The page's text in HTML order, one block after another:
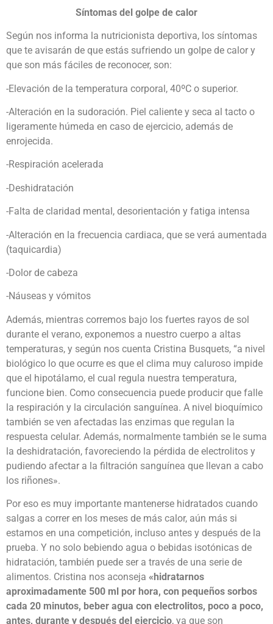
Síntomas del golpe de calor
Según nos informa la nutricionista deportiva, los síntomas
que te avisarán de que estás sufriendo un golpe de calor y
que son más fáciles de reconocer, son:
-Elevación de la temperatura corporal, 40ºC o superior.
-Alteración en la sudoración. Piel caliente y seca al tacto o
ligeramente húmeda en caso de ejercicio, además de
enrojecida.
-Respiración acelerada
-Deshidratación
-Falta de claridad mental, desorientación y fatiga intensa
-Alteración en la frecuencia cardiaca, que se verá aumentada
(taquicardia)
-Dolor de cabeza
-Náuseas y vómitos
Además, mientras corremos bajo los fuertes rayos de sol
durante el verano, exponemos a nuestro cuerpo a altas
temperaturas, y según nos cuenta Cristina Busquets, “a nivel
biológico lo que ocurre es que el clima muy caluroso impide
que el hipotálamo, el cual regula nuestra temperatura,
funcione bien. Como consecuencia puede producir que falle
la respiración y la circulación sanguínea. A nivel bioquímico
también se ven afectadas las enzimas que regulan la
respuesta celular. Además, normalmente también se le suma
la deshidratación, favoreciendo la pérdida de electrolitos y
pudiendo afectar a la filtración sanguínea que llevan a cabo
los riñones».
Por eso es muy importante mantenerse hidratados cuando
salgas a correr en los meses de más calor, aún más si
estamos en una competición, incluso antes y después de la
prueba. Y no solo bebiendo agua o bebidas isotónicas de
hidratación, también puede ser a través de una serie de
alimentos. Cristina nos aconseja «hidratarnos
aproximadamente 500 ml por hora, con pequeños sorbos
cada 20 minutos, beber agua con electrolitos, poco a poco,
antes, durante y después del ejercicio, ya que son